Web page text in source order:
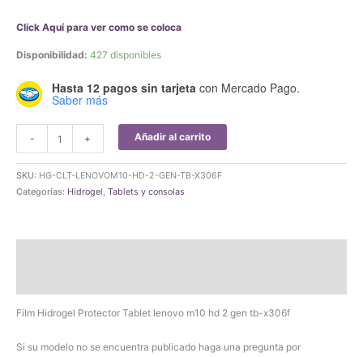
Click Aquí para ver como se coloca
Disponibilidad: 427 disponibles
Hasta 12 pagos sin tarjeta con Mercado Pago.
Saber más
-
Hidrogel
Protector
Tablet
hd
tb-
x306f
+ Añadir al carrito
SKU: HG-CLT-LENOVOM10-HD-2-GEN-TB-X306F
Categorías: Hidrogel , Tablets y consolas
Film Hidrogel Protector Tablet lenovo m10 hd 2 gen tb-x306f
Si su modelo no se encuentra publicado haga una pregunta por